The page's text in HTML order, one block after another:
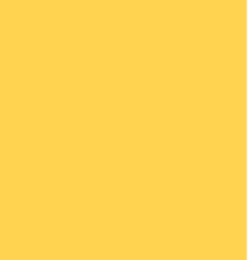
in Köln mit dem Ziel der
zu der am Mittwoch, den 13.